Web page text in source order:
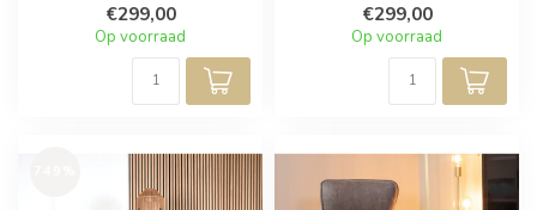
in zwar...
€299,00
Op voorraad
€299,00
Op voorraad